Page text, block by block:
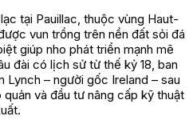
tại Pauillac, thuộc vùng Haut-
vun trồng trên nền đất sỏi đá
giúp nho phát triển mạnh mẽ
đài có lịch sử từ thế kỷ 18, ban
Lynch – người gốc Ireland – sau
và đầu tư nâng cấp kỹ thuật